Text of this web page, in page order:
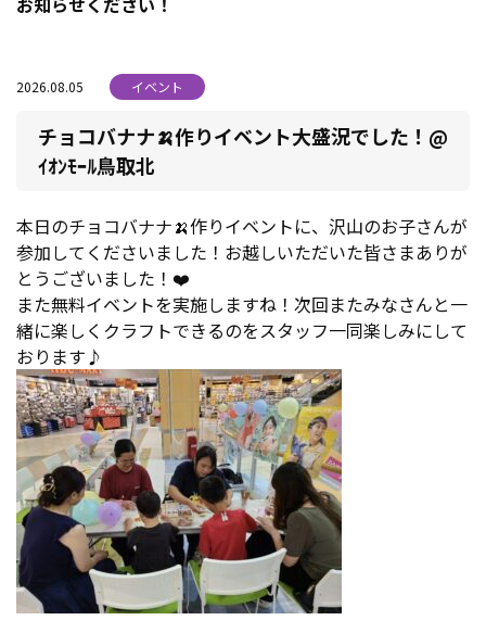
2026.08.05 イベント
チョコバナナ🍌作りイベント大盛況でした！@
ｲｵﾝﾓｰﾙ鳥取北
本日のチョコバナナ🍌作りイベントに、沢山のお子さんが
参加してくださいました！お越しいただいた皆さまありが
とうございました！❤️
また無料イベントを実施しますね！次回またみなさんと一
緒に楽しくクラフトできるのをスタッフ一同楽しみにして
おります♪